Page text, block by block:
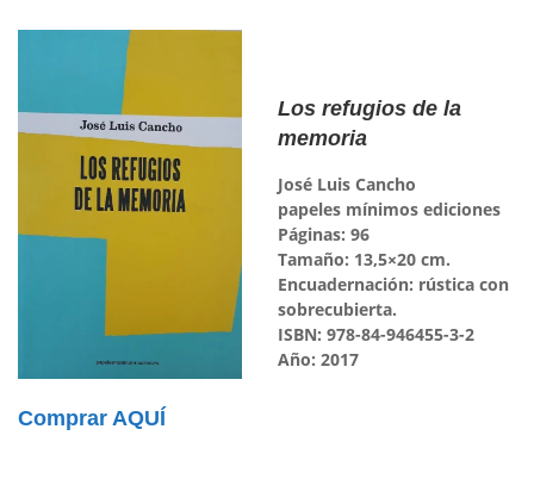
Los refugios de la
memoria
José Luis Cancho
papeles mínimos ediciones
Páginas: 96
Tamaño: 13,5×20 cm.
Encuadernación: rústica con
sobrecubierta.
ISBN: 978-84-946455-3-2
Año: 2017
Comprar AQUÍ